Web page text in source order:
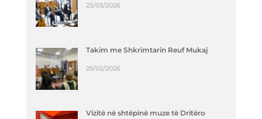
23/03/2026
Takim me Shkrimtarin Reuf Mukaj
25/02/2026
Vizitë në shtëpinë muze të Dritëro